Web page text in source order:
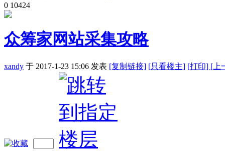
0 10424
众筹家网站采集攻略
xandy 于 2017-1-23 15:06 发表 [复制链接] [只看楼主] [打印] [上